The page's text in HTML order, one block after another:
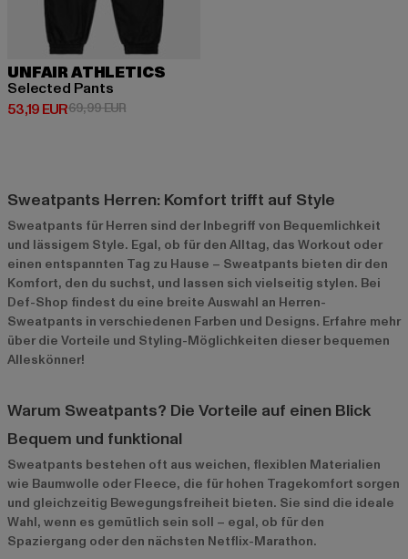
UNFAIR ATHLETICS
Selected Pants
53,19 EUR
Derzeitiger Preis: 53,19 EUR
69,99 EURAktionspreis: 69,99 EUR
Sweatpants Herren: Komfort trifft auf Style
Sweatpants für Herren sind der Inbegriff von Bequemlichkeit
und lässigem Style. Egal, ob für den Alltag, das Workout oder
einen entspannten Tag zu Hause – Sweatpants bieten dir den
Komfort, den du suchst, und lassen sich vielseitig stylen. Bei
Def-Shop findest du eine breite Auswahl an Herren-
Sweatpants in verschiedenen Farben und Designs. Erfahre mehr
über die Vorteile und Styling-Möglichkeiten dieser bequemen
Alleskönner!
Warum Sweatpants? Die Vorteile auf einen Blick
Bequem und funktional
Sweatpants bestehen oft aus weichen, flexiblen Materialien
wie Baumwolle oder Fleece, die für hohen Tragekomfort sorgen
und gleichzeitig Bewegungsfreiheit bieten. Sie sind die ideale
Wahl, wenn es gemütlich sein soll – egal, ob für den
Spaziergang oder den nächsten Netflix-Marathon.